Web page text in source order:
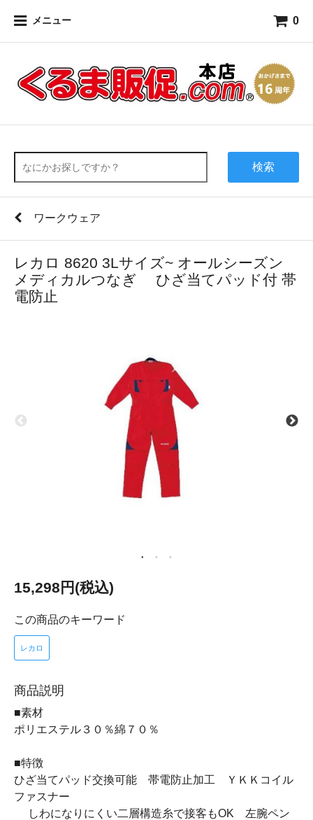
メニュー 0
検索
ワークウェア
レカロ 8620 3Lサイズ~ オールシーズン
メディカルつなぎ ひざ当てパッド付 帯
電防止
15,298円(税込)
この商品のキーワード
レカロ
商品説明
■素材
ポリエステル３０％綿７０％
■特徴
ひざ当てパッド交換可能 帯電防止加工 ＹＫＫコイル
ファスナー
しわになりにくい二層構造糸で接客もOK 左腕ペン